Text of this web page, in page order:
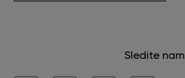
Sledite nam